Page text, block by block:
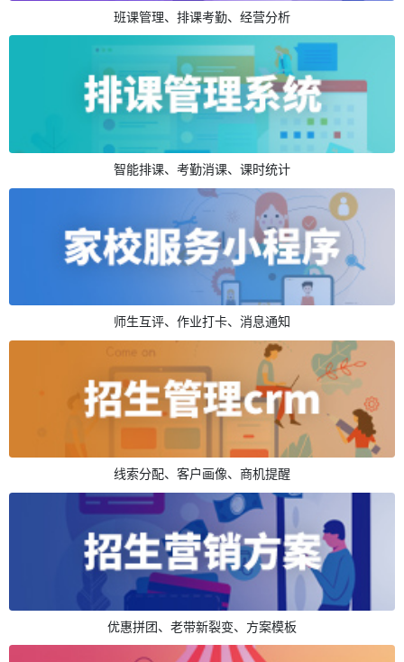
班课管理、排课考勤、经营分析
智能排课、考勤消课、课时统计
师生互评、作业打卡、消息通知
线索分配、客户画像、商机提醒
优惠拼团、老带新裂变、方案模板